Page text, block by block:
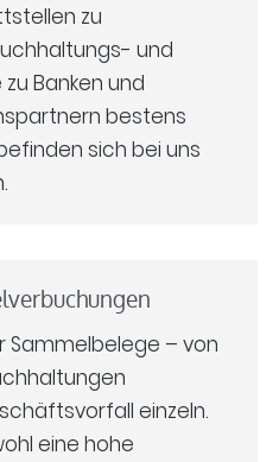
zu
und
Banken und
bestens
sich bei uns
Sammelbelege – von
einzeln.
eine hohe